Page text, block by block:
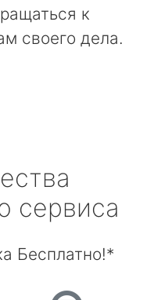
к
своего дела.
сервиса
Бесплатно!*